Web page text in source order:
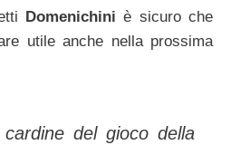
Domenichiniè sicuro che
utile anche nella prossima
del gioco della